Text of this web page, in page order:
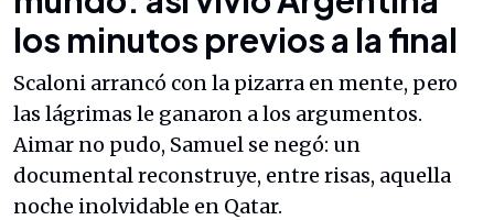
los minutos previos a la final
Scaloni arrancó con la pizarra en mente, pero
las lágrimas le ganaron a los argumentos.
Aimar no pudo, Samuel se negó: un
documental reconstruye, entre risas, aquella
noche inolvidable en Qatar.